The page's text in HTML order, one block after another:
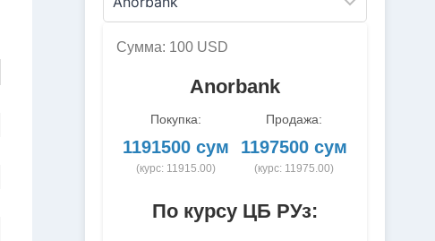
Сумма: 100 USD
Anorbank
Покупка:
1191500 сум
(курс: 11915.00)
Продажа:
1197500 сум
(курс: 11975.00)
По курсу ЦБ РУз: